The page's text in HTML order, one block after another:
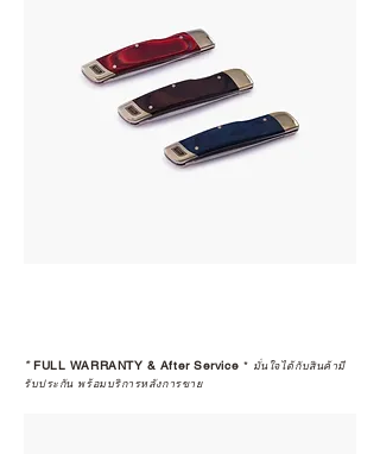
*FULL WARRANTY & After Service * มั่นใจได้กับสินค้ามี
รับประกัน พร้อมบริการหลังการขาย